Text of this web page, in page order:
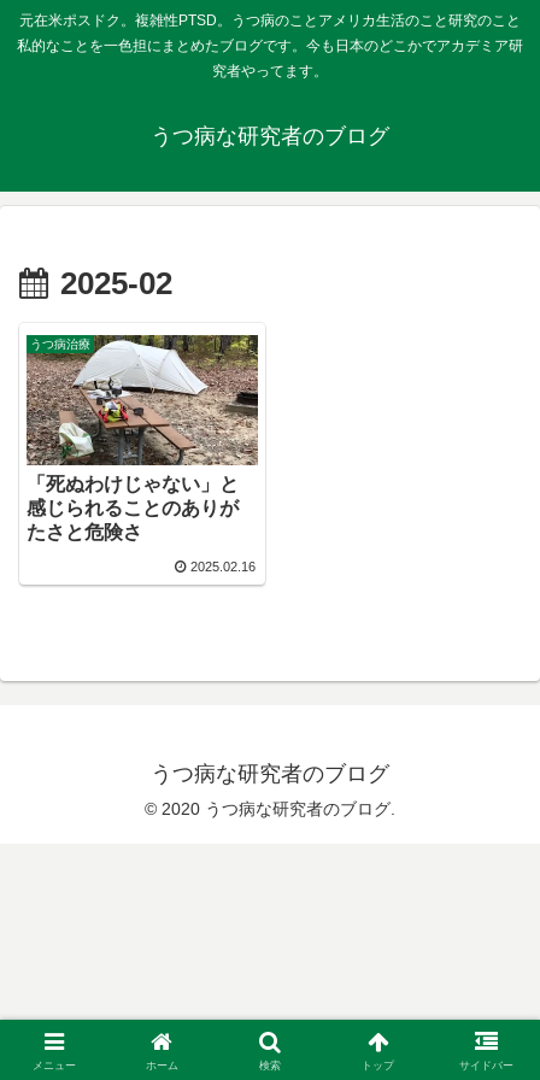
元在米ポスドク。複雑性PTSD。うつ病のことアメリカ生活のこと研究のこと
私的なことを一色担にまとめたブログです。今も日本のどこかでアカデミア研
究者やってます。
うつ病な研究者のブログ
2025-02
うつ病治療
「死ぬわけじゃない」と
感じられることのありが
たさと危険さ
2025.02.16
うつ病な研究者のブログ
© 2020 うつ病な研究者のブログ.
メニュー ホーム 検索 トップ サイドバー